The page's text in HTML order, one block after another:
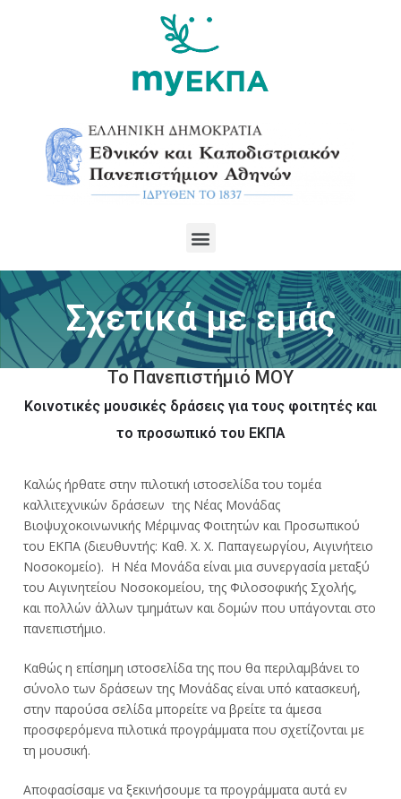
Σχετικά με εμάς
Το Πανεπιστήμιό ΜΟΥ
Κοινοτικές μουσικές δράσεις για τους φοιτητές και
το προσωπικό του ΕΚΠΑ
Καλώς ήρθατε στην πιλοτική ιστοσελίδα του τομέα
καλλιτεχνικών δράσεων της Νέας Μονάδας
Βιοψυχοκοινωνικής Μέριμνας Φοιτητών και Προσωπικού
του ΕΚΠΑ (διευθυντής: Καθ. Χ. Χ. Παπαγεωργίου, Αιγινήτειο
Νοσοκομείο). Η Νέα Μονάδα είναι μια συνεργασία μεταξύ
του Αιγινητείου Νοσοκομείου, της Φιλοσοφικής Σχολής,
και πολλών άλλων τμημάτων και δομών που υπάγονται στο
πανεπιστήμιο.
Καθώς η επίσημη ιστοσελίδα της που θα περιλαμβάνει το
σύνολο των δράσεων της Μονάδας είναι υπό κατασκευή,
στην παρούσα σελίδα μπορείτε να βρείτε τα άμεσα
προσφερόμενα πιλοτικά προγράμματα που σχετίζονται με
τη μουσική.
Αποφασίσαμε να ξεκινήσουμε τα προγράμματα αυτά εν